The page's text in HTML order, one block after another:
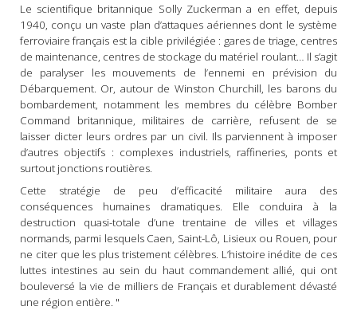
Le scientifique britannique Solly Zuckerman a en effet, depuis
1940, conçu un vaste plan d’attaques aériennes dont le système
ferroviaire français est la cible privilégiée : gares de triage, centres
de maintenance, centres de stockage du matériel roulant… Il s’agit
de paralyser les mouvements de l’ennemi en prévision du
Débarquement. Or, autour de Winston Churchill, les barons du
bombardement, notamment les membres du célèbre Bomber
Command britannique, militaires de carrière, refusent de se
laisser dicter leurs ordres par un civil. Ils parviennent à imposer
d’autres objectifs : complexes industriels, raffineries, ponts et
surtout jonctions routières.
Cette stratégie de peu d’efficacité militaire aura des
conséquences humaines dramatiques. Elle conduira à la
destruction quasi-totale d’une trentaine de villes et villages
normands, parmi lesquels Caen, Saint-Lô, Lisieux ou Rouen, pour
ne citer que les plus tristement célèbres. L’histoire inédite de ces
luttes intestines au sein du haut commandement allié, qui ont
bouleversé la vie de milliers de Français et durablement dévasté
une région entière. "